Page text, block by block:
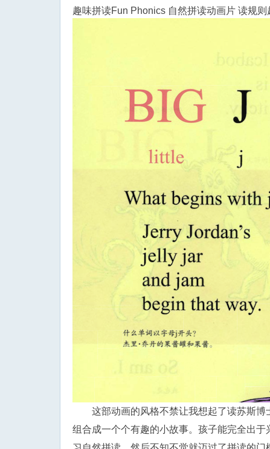
趣味拼读Fun Phonics 自然拼读动画片 读规则
这部动画的风格不禁让我想起了读苏斯博
组合成一个个有趣的小故事。孩子能完全出